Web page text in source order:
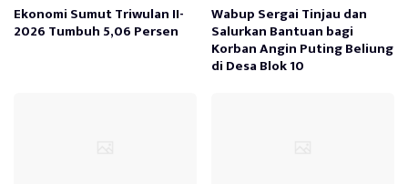
Ekonomi Sumut Triwulan II-
2026 Tumbuh 5,06 Persen
Wabup Sergai Tinjau dan
Salurkan Bantuan bagi
Korban Angin Puting Beliung
di Desa Blok 10